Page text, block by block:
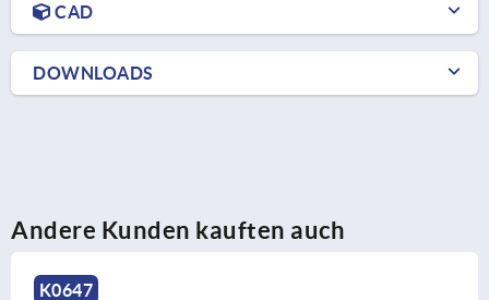
CAD
DOWNLOADS
Andere Kunden kauften auch